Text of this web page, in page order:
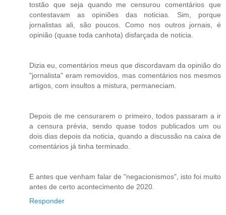
tostão que seja quando me censurou comentários que
contestavam as opiniões das noticias. Sim, porque
jornalistas ali, são poucos. Como nos outros jornais, é
opinião (quase toda canhota) disfarçada de noticia.
Dizia eu, comentários meus que discordavam da opinião do
"jornalista" eram removidos, mas comentários nos mesmos
artigos, com insultos a mistura, permaneciam.
Depois de me censurarem o primeiro, todos passaram a ir
a censura prévia, sendo quase todos publicados um ou
dois dias depois da noticia, quando a discussão na caixa de
comentários já tinha terminado.
E antes que venham falar de "negacionismos", isto foi muito
antes de certo acontecimento de 2020.
Responder